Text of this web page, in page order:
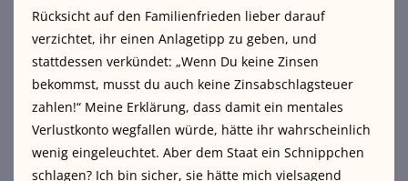
Rücksicht auf den Familienfrieden lieber darauf
verzichtet, ihr einen Anlagetipp zu geben, und
stattdessen verkündet: „Wenn Du keine Zinsen
bekommst, musst du auch keine Zinsabschlagsteuer
zahlen!“ Meine Erklärung, dass damit ein mentales
Verlustkonto wegfallen würde, hätte ihr wahrscheinlich
wenig eingeleuchtet. Aber dem Staat ein Schnippchen
schlagen? Ich bin sicher, sie hätte mich vielsagend